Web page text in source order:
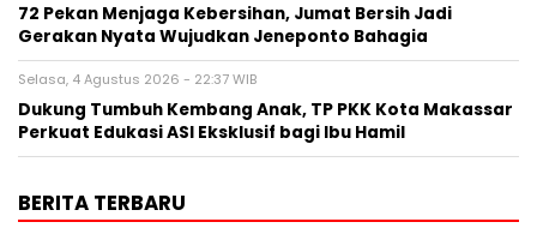
72 Pekan Menjaga Kebersihan, Jumat Bersih Jadi
Gerakan Nyata Wujudkan Jeneponto Bahagia
Selasa, 4 Agustus 2026 - 22:37 WIB
Dukung Tumbuh Kembang Anak, TP PKK Kota Makassar
Perkuat Edukasi ASI Eksklusif bagi Ibu Hamil
BERITA TERBARU